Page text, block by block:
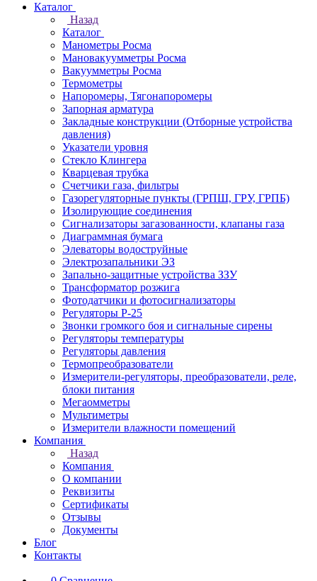
Каталог
Назад
Каталог
Манометры Росма
Мановакуумметры Росма
Вакуумметры Росма
Термометры
Напоромеры, Тягонапоромеры
Запорная арматура
Закладные конструкции (Отборные устройства
давления)
Указатели уровня
Стекло Клингера
Кварцевая трубка
Счетчики газа, фильтры
Газорегуляторные пункты (ГРПШ, ГРУ, ГРПБ)
Изолирующие соединения
Сигнализаторы загазованности, клапаны газа
Диаграммная бумага
Элеваторы водоструйные
Электрозапальники ЭЗ
Запально-защитные устройства ЗЗУ
Трансформатор розжига
Фотодатчики и фотосигнализаторы
Регуляторы Р-25
Звонки громкого боя и сигнальные сирены
Регуляторы температуры
Регуляторы давления
Термопреобразователи
Измерители-регуляторы, преобразователи, реле,
блоки питания
Мегаомметры
Мультиметры
Измерители влажности помещений
Компания
Назад
Компания
О компании
Реквизиты
Сертификаты
Отзывы
Документы
Блог
Контакты